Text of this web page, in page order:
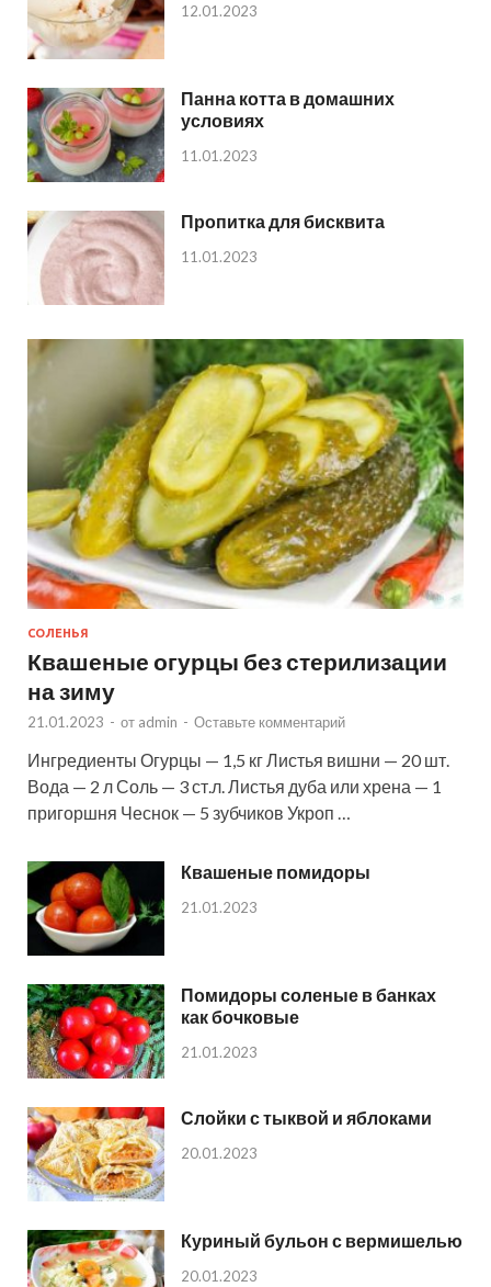
12.01.2023
Панна котта в домашних
условиях
11.01.2023
Пропитка для бисквита
11.01.2023
СОЛЕНЬЯ
Квашеные огурцы без стерилизации
на зиму
21.01.2023 - от admin - Оставьте комментарий
Ингредиенты Огурцы — 1,5 кг Листья вишни — 20 шт.
Вода — 2 л Соль — 3 ст.л. Листья дуба или хрена — 1
пригоршня Чеснок — 5 зубчиков Укроп …
Квашеные помидоры
21.01.2023
Помидоры соленые в банках
как бочковые
21.01.2023
Слойки с тыквой и яблоками
20.01.2023
Куриный бульон с вермишелью
20.01.2023